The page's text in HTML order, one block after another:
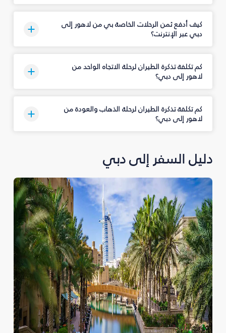
كيف أدفع ثمن الرحلات الخاصة بي من لاهور إلى
دبي عبر الإنترنت؟
كم تكلفة تذكرة الطيران لرحلة الاتجاه الواحد من
لاهور إلى دبي؟
كم تكلفة تذكرة الطيران لرحلة الذهاب والعودة من
لاهور إلى دبي؟
دليل السفر إلى دبي